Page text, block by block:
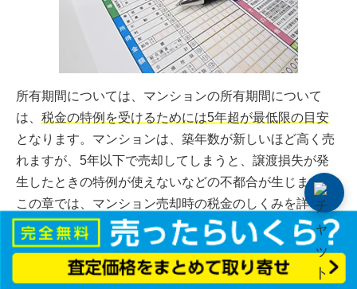
所有期間については、マンションの所有期間について
は、 税金の特例を受けるためには5年超が最低限の目安
となります。マンションは、築年数が新しいほど高く売
れますが、5年以下で売却してしまうと、譲渡損失が発
生したときの特例が使えないなどの不都合が生じます。
この章では、マンション売却時の税金のしくみを詳しく
解説します。
5-1.マンション売却時の税金の基礎知識と特例